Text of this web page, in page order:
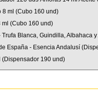
8 ml (Cubo 160 und)
ml (Cubo 160 und)
Blanca, Guindilla, Albahaca
España - Esencia Andalusí
(Dispensador 190 und)